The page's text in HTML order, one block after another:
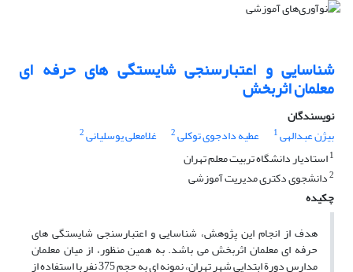
شناسایی و اعتبارسنجی شایستگی های حرفه ای
معلمان اثربخش
نویسندگان
بیژن عبدالهی1 عطیه دادجوی توکلی2 غلامعلی یوسلیانی2
1استادیار دانشگاه تربیت معلم تهران
2دانشجوی دکتری مدیریت آموزشی
چکیده
هدف از انجام این پژوهش، شناسایی و اعتبارسنجی شایستگی های
حرفه ای معلمان اثربخش می باشد. به همین منظور، از میان معلمان
مدارس دورة ابتدایی شهر تهران، نمونه ای به حجم 375 نفر با استفاده از